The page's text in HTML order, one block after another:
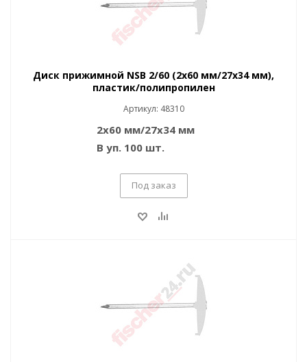
Диск прижимной NSB 2/60 (2x60 мм/27x34 мм),
пластик/полипропилен
Артикул: 48310
2x60 мм/27x34 мм
В уп. 100 шт.
Под заказ